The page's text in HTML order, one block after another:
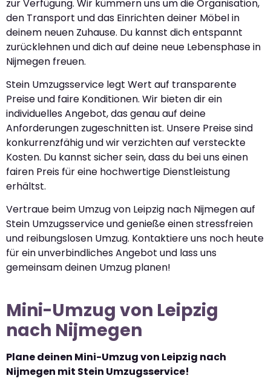
zur Verfügung. Wir kümmern uns um die Organisation,
den Transport und das Einrichten deiner Möbel in
deinem neuen Zuhause. Du kannst dich entspannt
zurücklehnen und dich auf deine neue Lebensphase in
Nijmegen freuen.
Stein Umzugsservice legt Wert auf transparente
Preise und faire Konditionen. Wir bieten dir ein
individuelles Angebot, das genau auf deine
Anforderungen zugeschnitten ist. Unsere Preise sind
konkurrenzfähig und wir verzichten auf versteckte
Kosten. Du kannst sicher sein, dass du bei uns einen
fairen Preis für eine hochwertige Dienstleistung
erhältst.
Vertraue beim Umzug von Leipzig nach Nijmegen auf
Stein Umzugsservice und genieße einen stressfreien
und reibungslosen Umzug. Kontaktiere uns noch heute
für ein unverbindliches Angebot und lass uns
gemeinsam deinen Umzug planen!
Mini-Umzug von Leipzig
nach Nijmegen
Plane deinen Mini-Umzug von Leipzig nach
Nijmegen mit Stein Umzugsservice!